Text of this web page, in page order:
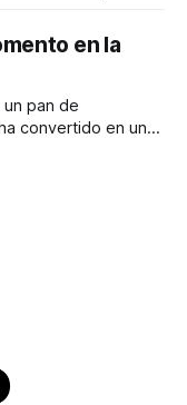
digital
para atender
persona
en la
pan de
convertido en uno
que